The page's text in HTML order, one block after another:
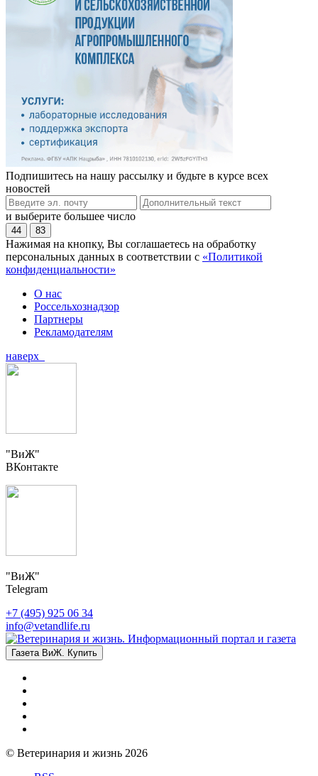
Подпишитесь на нашу рассылку и будьте в курсе всех
новостей
и выберите большее число
44 83
Нажимая на кнопку, Вы соглашаетесь на обработку
персональных данных в соответствии с «Политикой
конфиденциальности»
О нас
Россельхознадзор
Партнеры
Рекламодателям
наверх
"ВиЖ"
ВКонтакте
"ВиЖ"
Telegram
+7 (495) 925 06 34
info@vetandlife.ru
Газета ВиЖ. Купить
© Ветеринария и жизнь 2026